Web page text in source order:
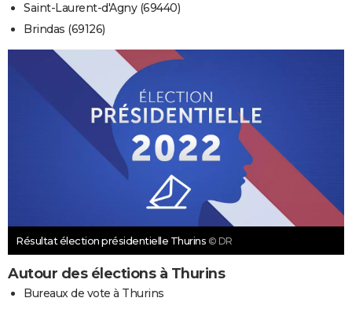
Saint-Laurent-d'Agny (69440)
Brindas (69126)
Résultat élection présidentielle Thurins © DR
Autour des élections à Thurins
Bureaux de vote à Thurins